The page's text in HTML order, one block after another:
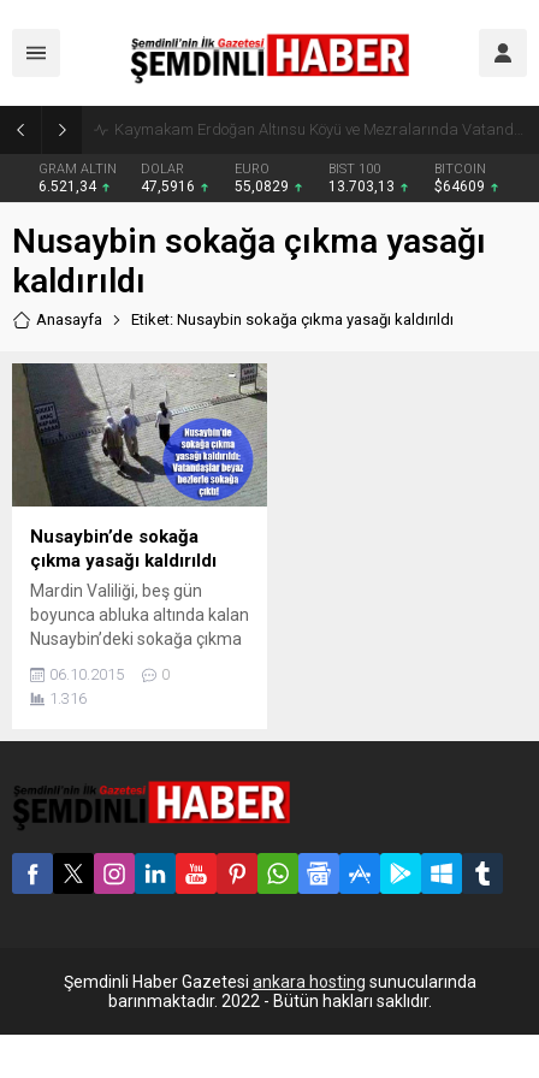
Kaymakam Erdoğan Altınsu Köyü ve Mezralarında Vatandaşlarla Buluştu
GRAM ALTIN
6.521,34
DOLAR
47,5916
EURO
55,0829
BIST 100
13.703,13
BITCOIN
$64609
Nusaybin sokağa çıkma yasağı
kaldırıldı
Anasayfa Etiket: Nusaybin sokağa çıkma yasağı kaldırıldı
Nusaybin’de sokağa
çıkma yasağı kaldırıldı
Mardin Valiliği, beş gün
boyunca abluka altında kalan
Nusaybin’deki sokağa çıkma
yasağının saat 06.00’dan
itibaren kaldırıldığını duyurdu.
Mardin Nusaybin’deki sokağa
yapılan açıklamada şunlar
ifade edildi: “5442 Sayılı İl
maddesi gereğince, ilimiz
Nusaybin ilçesinde
06.10.2015
0
1.316
Şemdinli Haber Gazetesi ankara hosting sunucularında
barınmaktadır. 2022 - Bütün hakları saklıdır.